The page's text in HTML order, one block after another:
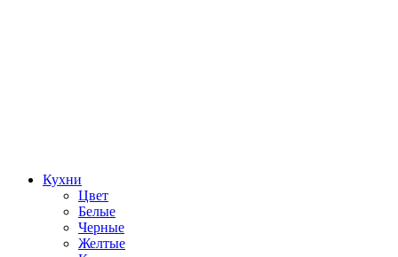
Кухни
Цвет
Белые
Черные
Желтые